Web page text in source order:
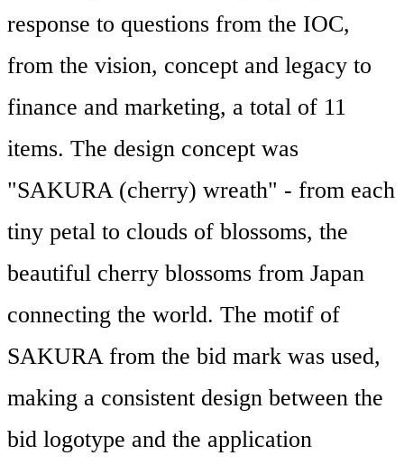
response to questions from the IOC,
from the vision, concept and legacy to
finance and marketing, a total of 11
items. The design concept was
"SAKURA (cherry) wreath" - from each
tiny petal to clouds of blossoms, the
beautiful cherry blossoms from Japan
connecting the world. The motif of
SAKURA from the bid mark was used,
making a consistent design between the
bid logotype and the application